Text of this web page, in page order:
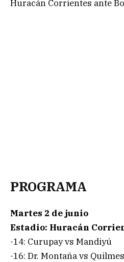
Huracán Corrientes ante
PROGRAMA
Martes 2 de junio
Estadio: Huracán
-14: Curupay vs Mandiyú
-16: Dr. Montaña vs Quilmes